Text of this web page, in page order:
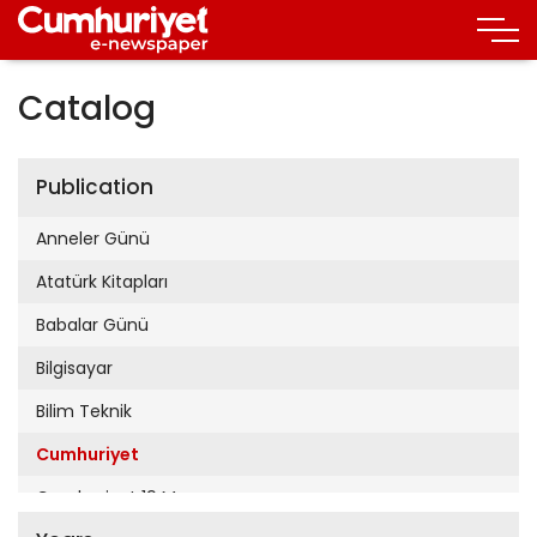
Catalog
Publication
Anneler Günü
Atatürk Kitapları
Babalar Günü
Bilgisayar
Bilim Teknik
Cumhuriyet
Cumhuriyet 19 Mayıs